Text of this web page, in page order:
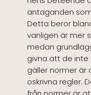
antaganden
Detta beror
vanligen är mer
medan
givna att de inte
gäller normer är
oskrivna regler.